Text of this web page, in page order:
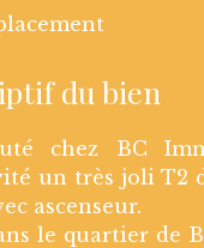
du bien
chez BC
un très joli T2
ascenseur.
le quartier de